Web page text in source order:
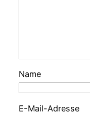
Name
E-Mail-Adresse